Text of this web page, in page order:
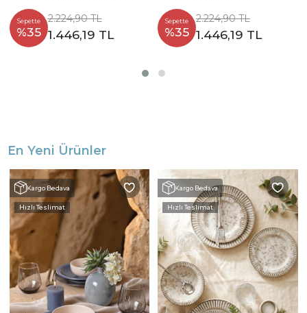
Sepette
%35
2.224,90 TL
1.446,19 TL
Sepette
%35
2.224,90 TL
1.446,19 TL
En Yeni Ürünler
Kargo Bedava
Hızlı Teslimat
Kargo Bedava
Hızlı Teslimat